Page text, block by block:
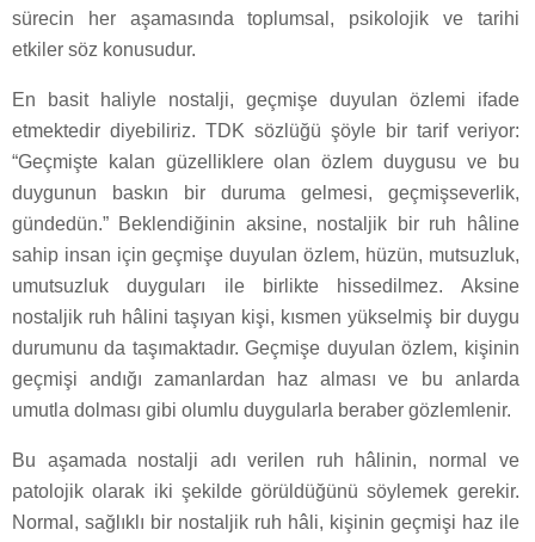
sürecin her aşamasında toplumsal, psikolojik ve tarihi
etkiler söz konusudur.
En basit haliyle nostalji, geçmişe duyulan özlemi ifade
etmektedir diyebiliriz. TDK sözlüğü şöyle bir tarif veriyor:
“Geçmişte kalan güzelliklere olan özlem duygusu ve bu
duygunun baskın bir duruma gelmesi, geçmişseverlik,
gündedün.” Beklendiğinin aksine, nostaljik bir ruh hâline
sahip insan için geçmişe duyulan özlem, hüzün, mutsuzluk,
umutsuzluk duyguları ile birlikte hissedilmez. Aksine
nostaljik ruh hâlini taşıyan kişi, kısmen yükselmiş bir duygu
durumunu da taşımaktadır. Geçmişe duyulan özlem, kişinin
geçmişi andığı zamanlardan haz alması ve bu anlarda
umutla dolması gibi olumlu duygularla beraber gözlemlenir.
Bu aşamada nostalji adı verilen ruh hâlinin, normal ve
patolojik olarak iki şekilde görüldüğünü söylemek gerekir.
Normal, sağlıklı bir nostaljik ruh hâli, kişinin geçmişi haz ile